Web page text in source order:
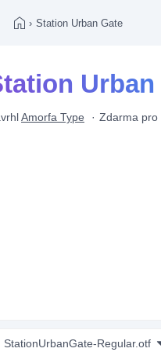
› Station Urban Gate
Amorfa Type Zdarma
StationUrbanGate-Regular.otf